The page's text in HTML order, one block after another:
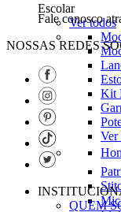
Escolar
Ver todos
Kit
Ver
Fale conosco
NOSSAS REDES
QUEM